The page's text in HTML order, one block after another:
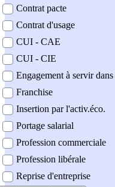
Contrat pacte
Contrat d'usage
CUI - CAE
CUI - CIE
Engagement à servir
Franchise
Insertion par l'activ.éco.
Portage salarial
Profession commerciale
Profession libérale
Reprise d'entreprise